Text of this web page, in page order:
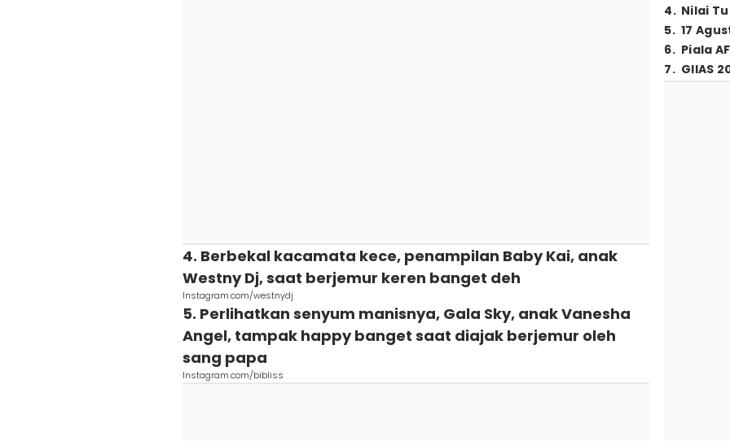
4. Berbekal kacamata kece, penampilan Baby Kai, anak
Westny Dj, saat berjemur keren banget deh
Instagram.com/westnydj
5. Perlihatkan senyum manisnya, Gala Sky, anak Vanesha
Angel, tampak happy banget saat diajak berjemur oleh
sang papa
Instagram.com/bibliss
4. Nilai
5. 17
6. Piala
7. GIIAS